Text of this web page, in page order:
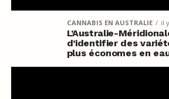
CANNABIS EN AUSTRALIE il
L’Australie-
d’identifier des
plus économes en